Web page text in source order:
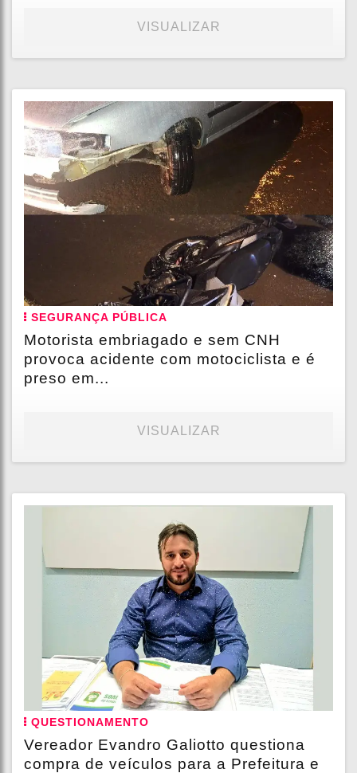
VISUALIZAR
SEGURANÇA PÚBLICA
Motorista embriagado e sem CNH
provoca acidente com motociclista e é
preso em...
VISUALIZAR
QUESTIONAMENTO
Vereador Evandro Galiotto questiona
compra de veículos para a Prefeitura e